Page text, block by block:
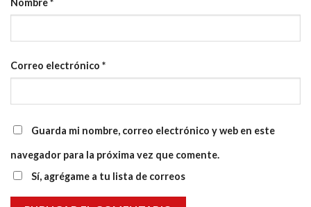
Nombre*
Correo electrónico *
Guarda mi nombre, correo electrónico y web en este
navegador para la próxima vez que comente.
Sí, agrégame a tu lista de correos